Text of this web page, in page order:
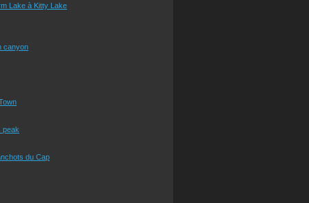
Lake à Kitty Lake
canyon
peak
du Cap